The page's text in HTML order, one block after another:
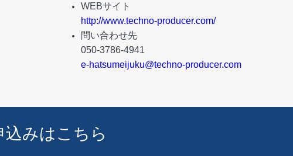
WEBサイト
http://www.techno-producer.com/
問い合わせ先
050-3786-4941
e-hatsumeijuku@techno-producer.com
込みはこちら